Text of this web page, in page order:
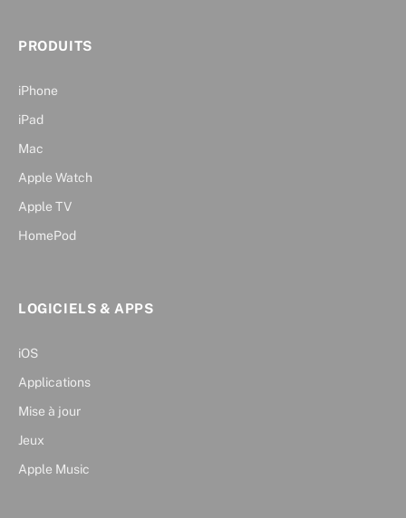
PRODUITS
iPhone
iPad
Mac
Apple Watch
Apple TV
HomePod
LOGICIELS & APPS
iOS
Applications
Mise à jour
Jeux
Apple Music